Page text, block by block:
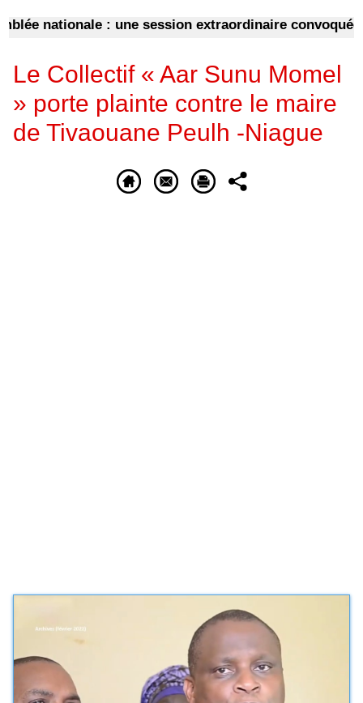
nationale : une session extraordinaire convoquée
Le Collectif « Aar Sunu Momel
» porte plainte contre le maire
de Tivaouane Peulh -Niague